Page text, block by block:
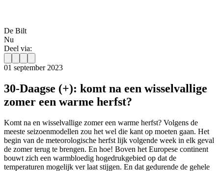
De Bilt
Nu
Deel via:
01 september 2023
30-Daagse (+): komt na een wisselvallige
zomer een warme herfst?
Komt na en wisselvallige zomer een warme herfst? Volgens de
meeste seizoenmodellen zou het wel die kant op moeten gaan. Het
begin van de meteorologische herfst lijk volgende week in elk geval
de zomer terug te brengen. En hoe! Boven het Europese continent
bouwt zich een warmbloedig hogedrukgebied op dat de
temperaturen mogelijk ver laat stijgen. En dat gedurende de gehele